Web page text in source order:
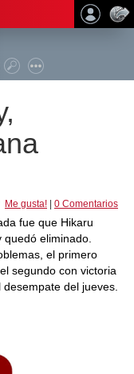
Me gusta! 0 Comentarios
fue que Hikaru
eliminado.
el primero
segundo con victoria
del jueves.